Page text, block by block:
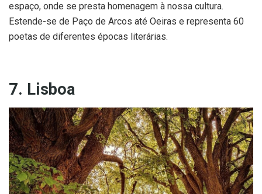
espaço, onde se presta homenagem à nossa cultura.
Estende-se de Paço de Arcos até Oeiras e representa 60
poetas de diferentes épocas literárias.
7. Lisboa